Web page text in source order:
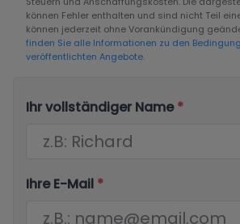
können Fehler enthalten und sind nicht Teil
können jederzeit ohne Vorankündigung
finden Sie alle Informationen zu den
veröffentlichten Angebote.
Ihr vollständiger Name*
Ihre E-Mail *